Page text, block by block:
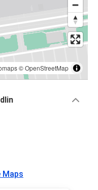
©OpenStreetMap
Maps